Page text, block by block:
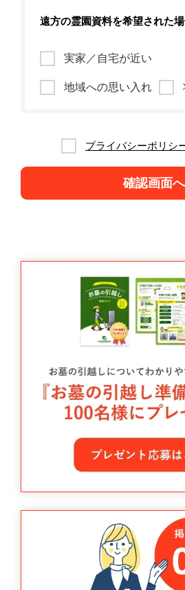
遠方の霊園資料を希望された
実家／自宅が近い
地域への思い入れ
プライバシーポリシ
確認画面へ